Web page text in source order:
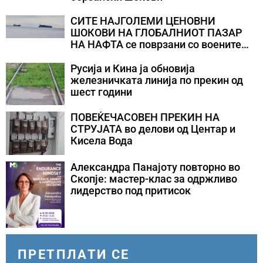
СИТЕ НАЈГОЛЕМИ ЦЕНОВНИ
ШОКОВИ НА ГЛОБАЛНИОТ ПАЗАР
НА НАФТА се поврзани со воените
Русија и Кина ја обновија
железничката линија по прекин од
шест години
ПОВЕЌЕЧАСОВЕН ПРЕКИН НА
СТРУЈАТА во делови од Центар и
Кисела Вода
Александра Панајоту повторно во
Скопје: мастер-клас за одржливо
лидерство под притисок
ПРЕТПЛАТИ СЕ